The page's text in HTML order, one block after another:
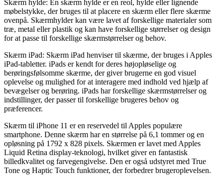
Skærm hylde: En skærm hylde er en reol, hylde eller lignende
møbelstykke, der bruges til at placere en skærm eller flere skærme
ovenpå. Skærmhylder kan være lavet af forskellige materialer som
træ, metal eller plastik og kan have forskellige størrelser og design
for at passe til forskellige skærmstørrelser og behov.
Skærm iPad: Skærm iPad henviser til skærme, der bruges i Apples
iPad-tabletter. iPads er kendt for deres højopløselige og
berøringsfølsomme skærme, der giver brugerne en god visuel
oplevelse og mulighed for at interagere med indhold ved hjælp af
bevægelser og berøring. iPads har forskellige skærmstørrelser og
indstillinger, der passer til forskellige brugeres behov og
præferencer.
Skærm til iPhone 11 er en reservedel til Apples populære
smartphone. Denne skærm har en størrelse på 6,1 tommer og en
opløsning på 1792 x 828 pixels. Skærmen er lavet med Apples
Liquid Retina display-teknologi, hvilket giver en fantastisk
billedkvalitet og farvegengivelse. Den er også udstyret med True
Tone og Haptic Touch funktioner, der forbedrer brugeroplevelsen.